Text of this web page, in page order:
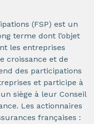
(FSP) est un
terme dont l’objet
les entreprises
croissance et de
des participations
et participe à
siège à leur Conseil
Les actionnaires
françaises :